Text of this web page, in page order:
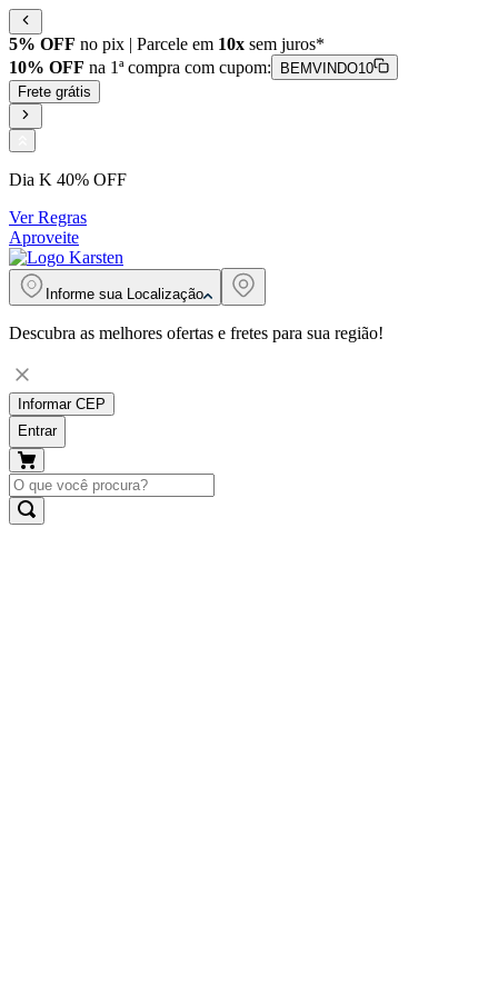
5% OFF no pix | Parcele em 10x sem juros*
10% OFF na 1ª compra com cupom:
BEMVINDO10
Frete grátis
Dia K 40% OFF
Ver Regras
Aproveite
Informe sua Localização
Descubra as melhores ofertas e fretes para sua região!
Informar CEP
Entrar